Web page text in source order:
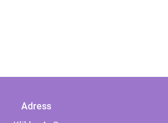
Adress